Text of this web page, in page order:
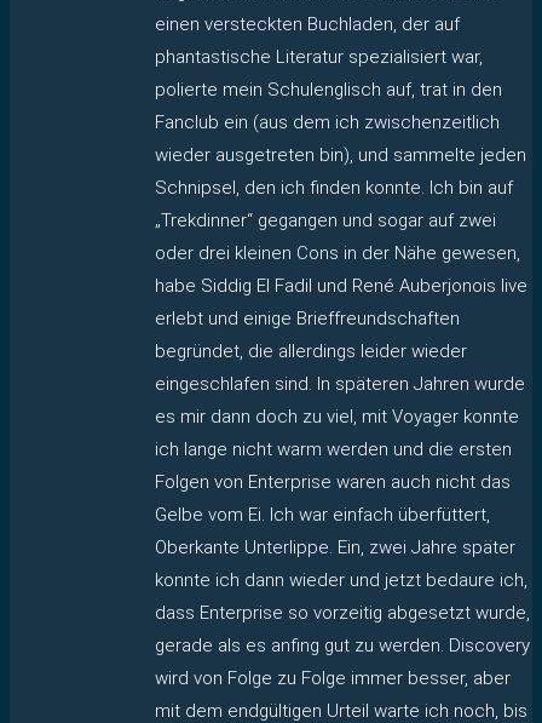
einen versteckten Buchladen, der auf
phantastische Literatur spezialisiert war,
polierte mein Schulenglisch auf, trat in den
Fanclub ein (aus dem ich zwischenzeitlich
wieder ausgetreten bin), und sammelte jeden
Schnipsel, den ich finden konnte. Ich bin auf
„Trekdinner“ gegangen und sogar auf zwei
oder drei kleinen Cons in der Nähe gewesen,
habe Siddig El Fadil und René Auberjonois live
erlebt und einige Brieffreundschaften
begründet, die allerdings leider wieder
eingeschlafen sind. In späteren Jahren wurde
es mir dann doch zu viel, mit Voyager konnte
ich lange nicht warm werden und die ersten
Folgen von Enterprise waren auch nicht das
Gelbe vom Ei. Ich war einfach überfüttert,
Oberkante Unterlippe. Ein, zwei Jahre später
konnte ich dann wieder und jetzt bedaure ich,
dass Enterprise so vorzeitig abgesetzt wurde,
gerade als es anfing gut zu werden. Discovery
wird von Folge zu Folge immer besser, aber
mit dem endgültigen Urteil warte ich noch, bis